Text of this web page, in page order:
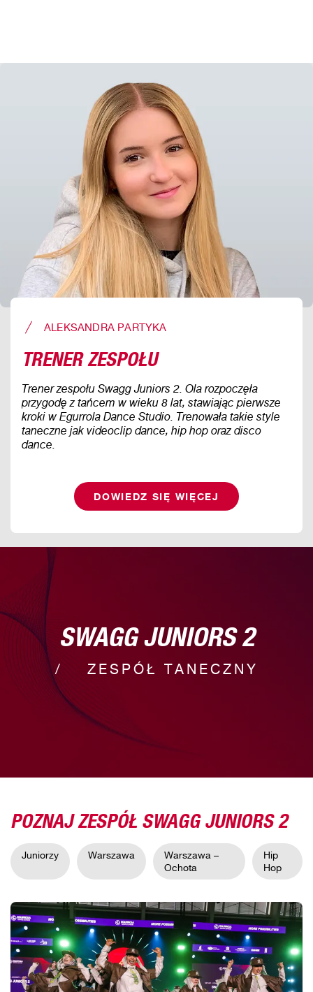
ALEKSANDRA PARTYKA
TRENER ZESPOŁU
Trener zespołu Swagg Juniors 2. Ola rozpoczęła
przygodę z tańcem w wieku 8 lat, stawiając pierwsze
kroki w Egurrola Dance Studio. Trenowała takie style
taneczne jak videoclip dance, hip hop oraz disco
dance.
DOWIEDZ SIĘ WIĘCEJ
SWAGG JUNIORS 2
ZESPÓŁ TANECZNY
POZNAJ ZESPÓŁ SWAGG JUNIORS 2
Juniorzy Warszawa
Warszawa –
Ochota
Hip
Hop